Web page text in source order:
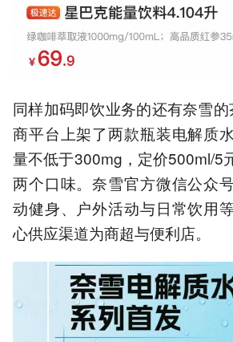
同样加码即饮业务的还有奈雪
商平台上架了两款瓶装电解质
量不低于300mg，定价500ml/5
两个口味。奈雪官方微信公众
动健身、户外活动与日常饮用
心供应渠道为商超与便利店。